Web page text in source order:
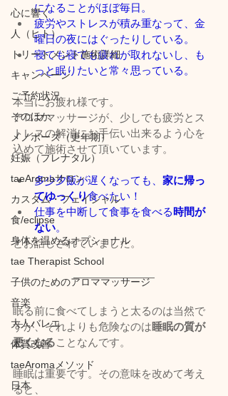
心に響く
人（ヒト）
トリートメント施術詳細
キャンペーン
ご予約状況
そのほか
メノポーズ（更年期）
妊娠（プレナタル）
taeAromaサロン
カスタム・フェイシャル
食/eclipse
身体を温めるオプショナル
tae Therapist School
子供のためのアロママッサージ
音楽
大人バレエ
体質改善
taeAromaメソッド
日本
になることがほぼ毎日。
疲労やストレスが積み重なって、金
曜日の夜にはぐったりしている。
寝ても寝ても疲れが取れないし、も
っと眠りたいと常々思っている。
本当にお疲れ様です。
アロママッサージが、少しでも疲労とス
トレスの解消にお手伝い出来るよう心を
込めて施術させて頂いています。
多少夕飯が遅くなっても、 家に帰っ
てゆっくり食べたい！
仕事を中断して食事を食べる時間が
ない。
とお話しされていました。
眠る前に食べてしまうと太るのは当然で
すが、それよりも危険なのは睡眠の質が
悪くなることなんです。
睡眠は重要です。その意味を改めて考え
ると、